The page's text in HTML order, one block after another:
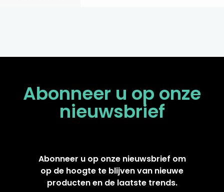
Abonneer u op onze
nieuwsbrief
Abonneer u op onze nieuwsbrief om
op de hoogte te blijven van nieuwe
producten en de laatste trends.